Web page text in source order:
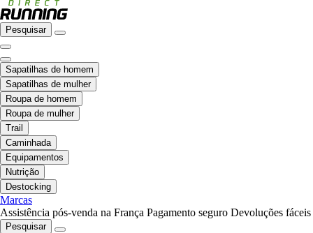
Pesquisar
Sapatilhas de homem
Sapatilhas de mulher
Roupa de homem
Roupa de mulher
Trail
Caminhada
Equipamentos
Nutrição
Destocking
Marcas
Assistência pós-venda na França Pagamento seguro Devoluções fáceis
Pesquisar